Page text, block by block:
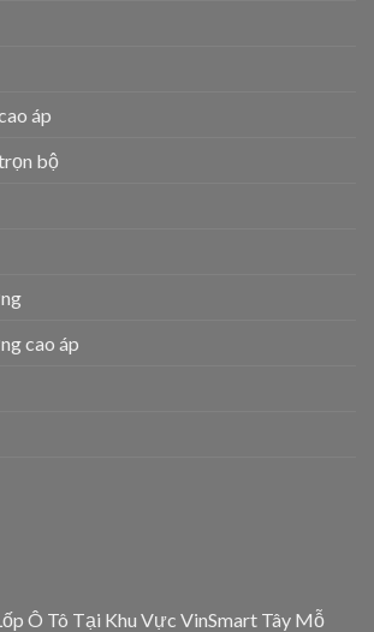
áp
bộ
cao áp
Ô Tô Tại Khu Vực VinSmart Tây Mỗ